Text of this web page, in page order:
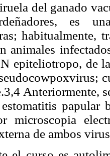
del ganado
es
habitualmente,
animales
epiteliotropo, de
Anteriormente,
papular
microscopia
de ambos